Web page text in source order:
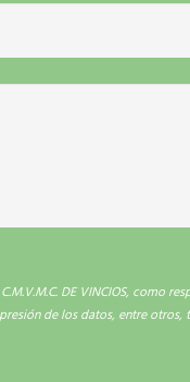
DE VINCIOS,
de los datos, entre